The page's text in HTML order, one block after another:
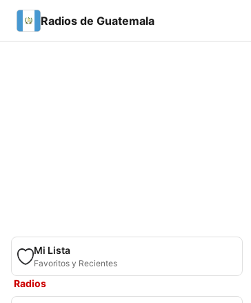
Radios de Guatemala
Mi Lista
Favoritos y Recientes
Radios